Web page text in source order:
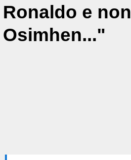
Ronaldo e non
Osimhen..."